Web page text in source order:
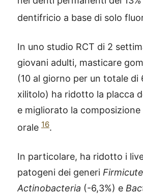
dentifricio a base di solo
In uno studio RCT di 2
giovani adulti, masticare
(10 al giorno per un totale di
xilitolo) ha ridotto la placca
e migliorato la
orale 16.
In particolare, ha ridotto i
patogeni dei generi
Actinobacteria (-6,3%) e